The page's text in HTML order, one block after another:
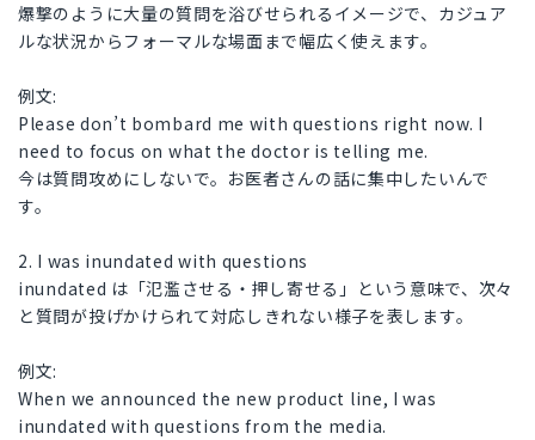
爆撃のように大量の質問を浴びせられるイメージで、カジュア
ルな状況からフォーマルな場面まで幅広く使えます。
例文:
Please don’t bombard me with questions right now. I
need to focus on what the doctor is telling me.
今は質問攻めにしないで。お医者さんの話に集中したいんで
す。
2. I was inundated with questions
inundated は「氾濫させる・押し寄せる」という意味で、次々
と質問が投げかけられて対応しきれない様子を表します。
例文:
When we announced the new product line, I was
inundated with questions from the media.